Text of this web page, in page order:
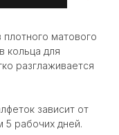
плотного матового
кольца для
разглаживается
зависит от
5 рабочих дней.